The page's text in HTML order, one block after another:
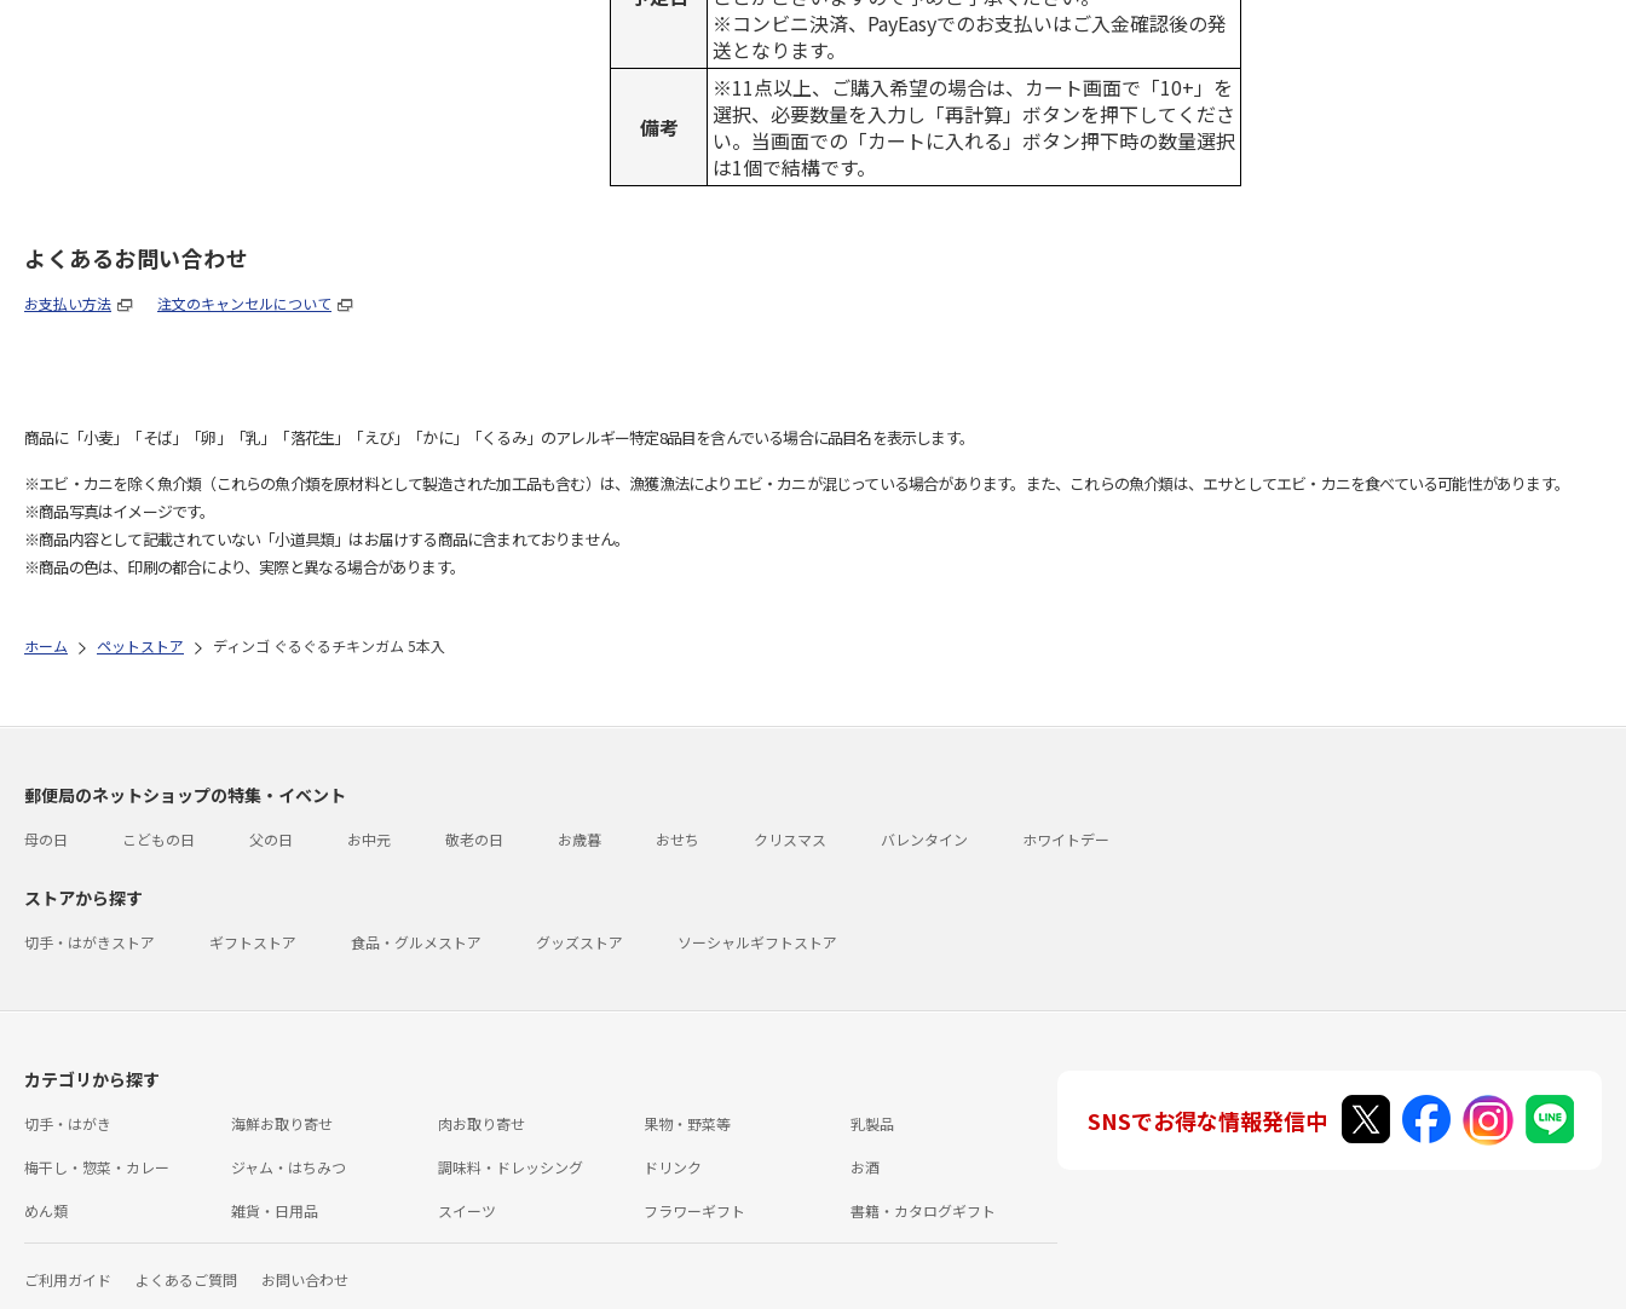
※コンビニ決済、PayEasyでのお支払いはご入金確認後の発
送となります。
備考
※11点以上、ご購入希望の場合は、カート画面で「10+」を
選択、必要数量を入力し「再計算」ボタンを押下してくださ
い。当画面での「カートに入れる」ボタン押下時の数量選択
は1個で結構です。
よくあるお問い合わせ
お支払い方法 注文のキャンセルについて
商品に「小麦」「そば」「卵」「乳」「落花生」「えび」「かに」「くるみ」のアレルギー特定8品目を含んでいる場合に品目名を表示します。
※エビ・カニを除く魚介類（これらの魚介類を原材料として製造された加工品も含む）は、漁獲漁法によりエビ・カニが混じっている場合があります。また、これらの魚介類は、エサとしてエビ・カニを食べている可能性があります。
※商品写真はイメージです。
※商品内容として記載されていない「小道具類」はお届けする商品に含まれておりません。
※商品の色は、印刷の都合により、実際と異なる場合があります。
ホーム ペットストア ディンゴ ぐるぐるチキンガム 5本入
郵便局のネットショップの特集・イベント
母の日 こどもの日 父の日 お中元 敬老の日 お歳暮 おせち クリスマス バレンタイン ホワイトデー
ストアから探す
切手・はがきストア ギフトストア 食品・グルメストア グッズストア ソーシャルギフトストア
カテゴリから探す
切手・はがき 海鮮お取り寄せ 肉お取り寄せ 果物・野菜等 乳製品
梅干し・惣菜・カレー ジャム・はちみつ 調味料・ドレッシング ドリンク お酒
めん類 雑貨・日用品 スイーツ フラワーギフト 書籍・カタログギフト
ご利用ガイド よくあるご質問 お問い合わせ
SNSでお得な情報発信中